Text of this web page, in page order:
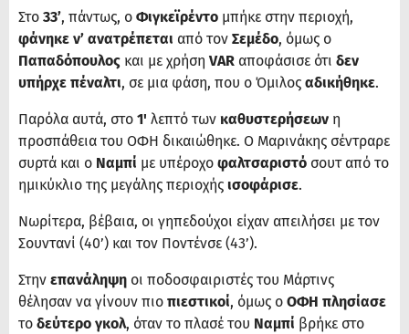
Στο 33’, πάντως, ο Φιγκεϊρέντο μπήκε στην περιοχή,
φάνηκε ν’ ανατρέπεται από τον Σεμέδο, όμως ο
Παπαδόπουλος και με χρήση VAR αποφάσισε ότι δεν
υπήρχε πέναλτι, σε μια φάση, που ο Όμιλος αδικήθηκε.
Παρόλα αυτά, στο 1' λεπτό των καθυστερήσεων η
προσπάθεια του ΟΦΗ δικαιώθηκε. Ο Μαρινάκης σέντραρε
συρτά και ο Ναμπί με υπέροχο φαλτσαριστό σουτ από το
ημικύκλιο της μεγάλης περιοχής ισοφάρισε.
Νωρίτερα, βέβαια, οι γηπεδούχοι είχαν απειλήσει με τον
Σουντανί (40’) και τον Ποντένσε (43’).
Στην επανάληψη οι ποδοσφαιριστές του Μάρτινς
θέλησαν να γίνουν πιο πιεστικοί, όμως ο ΟΦΗ πλησίασε
το δεύτερο γκολ, όταν το πλασέ του Ναμπί βρήκε στο